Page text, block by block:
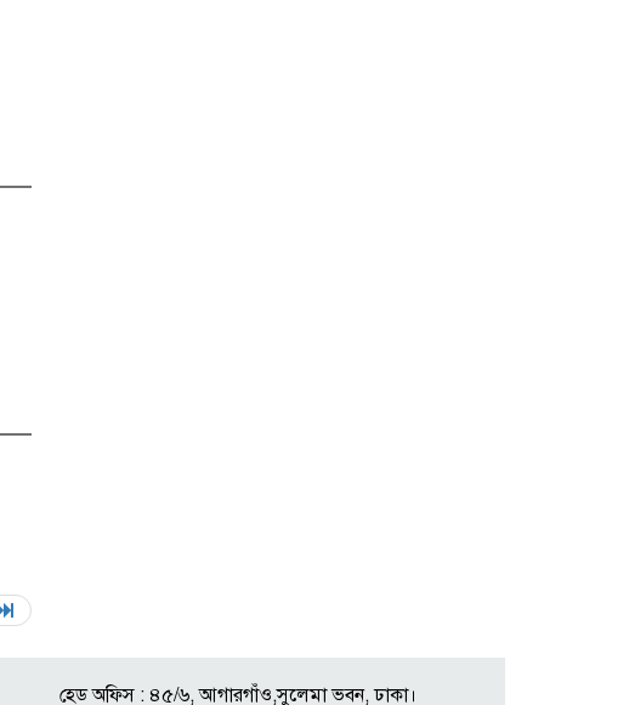
হেড অফিস : ৪৫/৬, আগারগাঁও,সুলেমা ভবন, ঢাকা।